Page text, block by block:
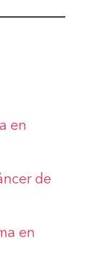
en
de
en